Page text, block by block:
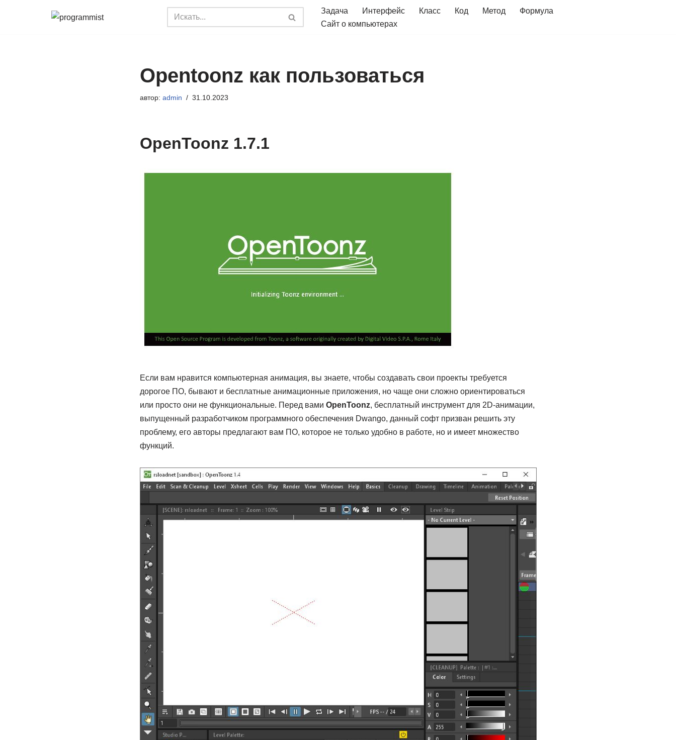
Задача Интерфейс Класс Код Метод
Формула
Сайт о компьютерах
Opentoonz как пользоваться
автор: admin 31.10.2023
OpenToonz 1.7.1
Если вам нравится компьютерная анимация, вы знаете, чтобы создавать свои проекты требуется
дорогое ПО, бывают и бесплатные анимационные приложения, но чаще они сложно ориентироваться
или просто они не функциональные. Перед вами OpenToonz, бесплатный инструмент для 2D-анимации,
выпущенный разработчиком программного обеспечения Dwango, данный софт призван решить эту
проблему, его авторы предлагают вам ПО, которое не только удобно в работе, но и имеет множество
функций.